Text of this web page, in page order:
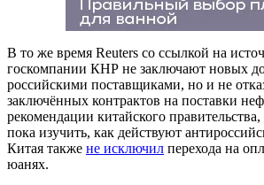
В то же время Reuters со ссылкой на
госкомпании КНР не заключают новых
российскими поставщиками, но и не
заключённых контрактов на поставки
рекомендации китайского
пока изучить, как действуют
Китая также не исключил перехода на
юанях.